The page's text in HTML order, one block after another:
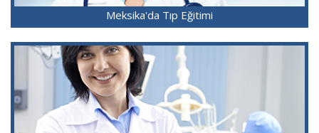
Meksika'da Tıp Eğitimi